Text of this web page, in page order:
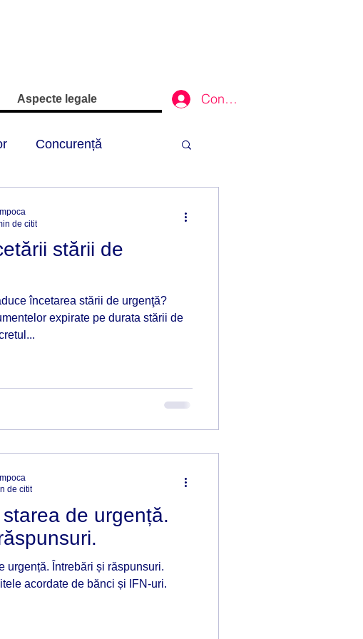
Aspecte legale Conectează-te
Concurență
Yachting
stării de
încetarea stării de urgenţă?
expirate pe durata stării de
de citit
de urgență.
urgență. Întrebări și răspunsuri.
acordate de bănci și IFN-uri.
de citit